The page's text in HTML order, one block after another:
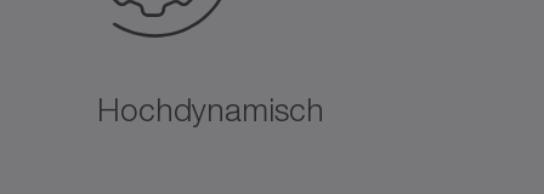
Hochdynamisch